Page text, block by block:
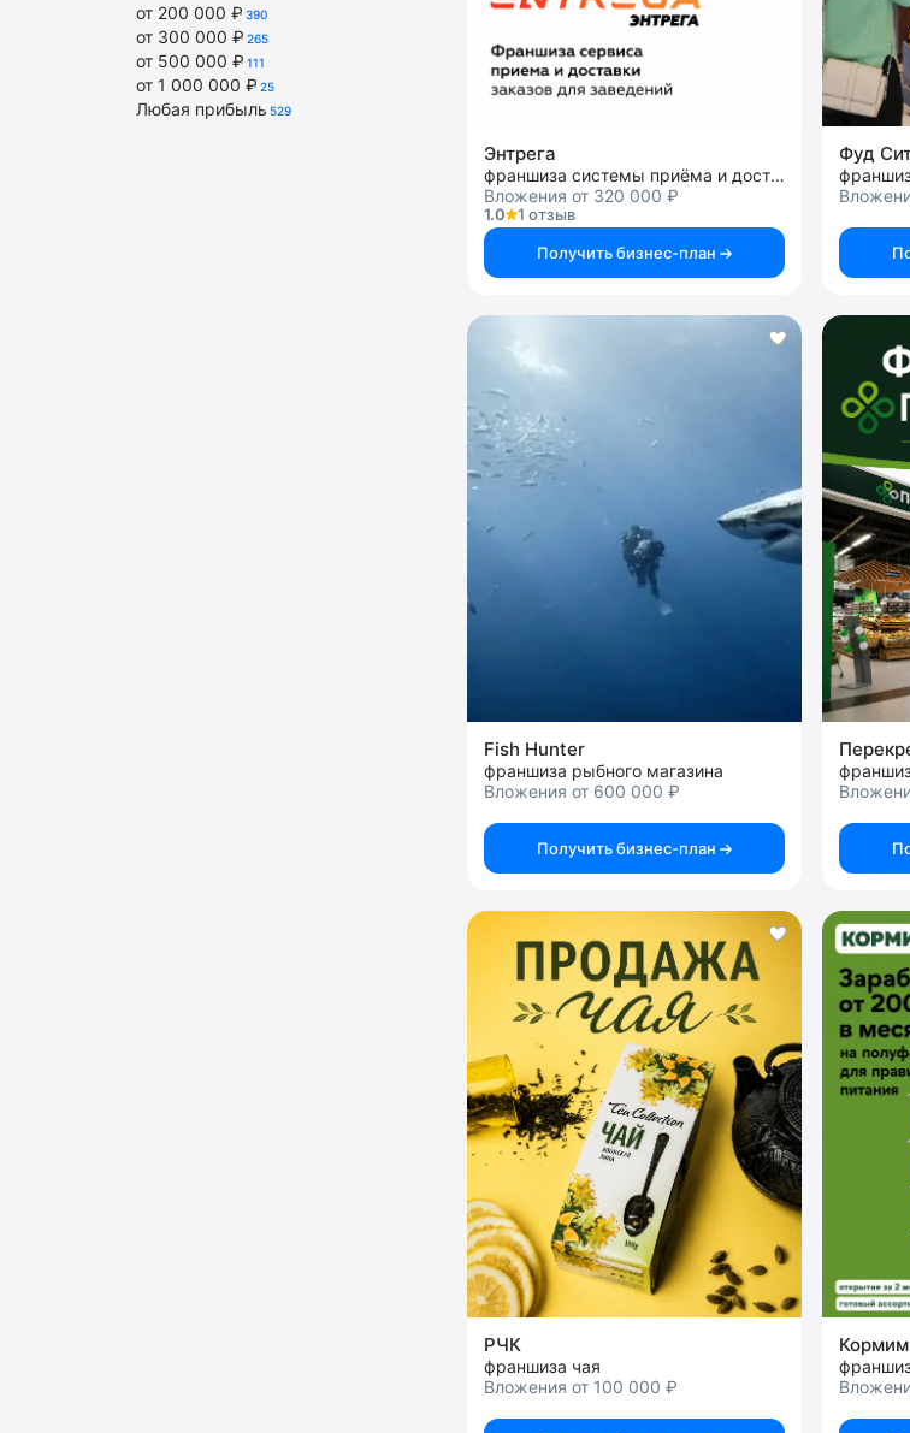
от 200 000 ₽ 390
от 300 000 ₽ 265
от 500 000 ₽ 111
от 1 000 000 ₽ 25
Любая прибыль 529
Энтрега
франшиза системы приёма и доставки заказов для заведений
Вложения от 320 000 ₽
1.0
1 отзыв
Получить бизнес-план
Фуд
Fish Hunter
франшиза рыбного магазина
Вложения от 600 000 ₽
Получить бизнес-план
РЧК
франшиза чая
Вложения от 100 000 ₽